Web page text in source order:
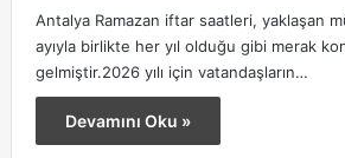
Antalya Ramazan iftar saatleri, yaklaşan
ayıyla birlikte her yıl olduğu gibi merak
gelmiştir.2026 yılı için vatandaşların…
Devamını Oku »